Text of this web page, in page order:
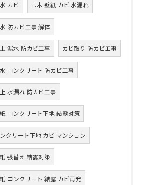
カビ 巾木 壁紙 カビ 水漏れ
防カビ工事 解体
漏水 防カビ工事 カビ取り 防カビ工事
コンクリート 防カビ工事
水漏れ 防カビ工事
コンクリート下地 結露対策
クリート下地 カビ マンション
張替え 結露対策
コンクリート 結露 カビ再発